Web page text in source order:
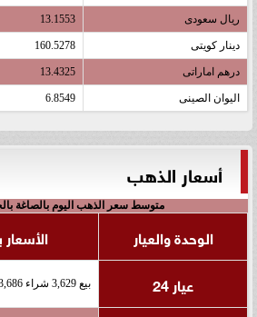
ريال سعودى 13.1553
دينار كويتى 160.5278
درهم اماراتى 13.4325
اليوان الصينى 6.8549
أسعار الذهب
متوسط سعر الذهب اليوم بالصاغة
الوحدة والعيار
عيار 24
بيع 3,629 شراء 3,686